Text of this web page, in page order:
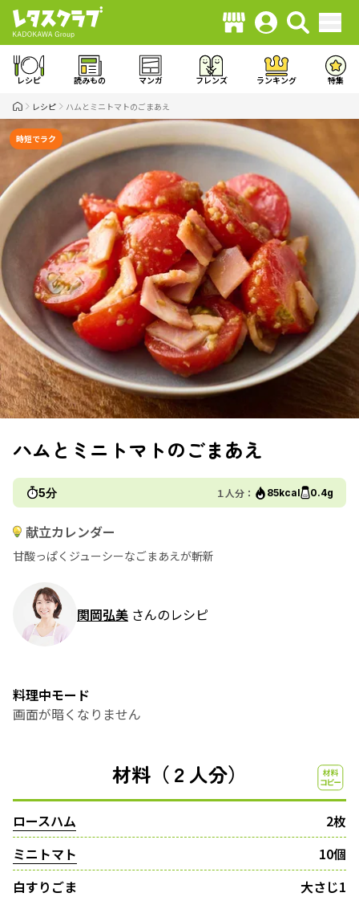
レシピ 読みもの マンガ フレンズ ランキング 特集
レシピ ハムとミニトマトのごまあえ
時短でラク
ハムとミニトマトのごまあえ
5分 １人分： 85kcal 0.4g
献立カレンダー
甘酸っぱくジューシーなごまあえが斬新
関岡弘美 さんのレシピ
料理中モード
画面が暗くなりません
材料（２人分）
ロースハム
2枚
ミニトマト
10個
白すりごま
大さじ1